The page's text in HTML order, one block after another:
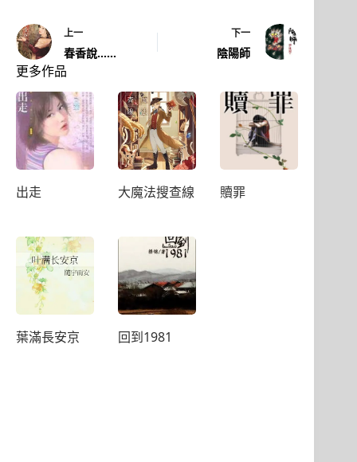
上一
春香說……
下一
陰陽師
更多作品
出走 大魔法搜查線 贖罪
葉滿長安京 回到1981